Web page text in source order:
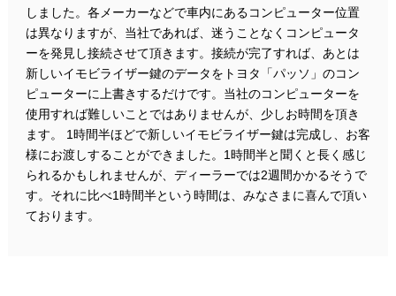
しました。各メーカーなどで車内にあるコンピューター位置
は異なりますが、当社であれば、迷うことなくコンピュータ
ーを発見し接続させて頂きます。接続が完了すれば、あとは
新しいイモビライザー鍵のデータをトヨタ「パッソ」のコン
ピューターに上書きするだけです。当社のコンピューターを
使用すれば難しいことではありませんが、少しお時間を頂き
ます。 1時間半ほどで新しいイモビライザー鍵は完成し、お客
様にお渡しすることができました。1時間半と聞くと長く感じ
られるかもしれませんが、ディーラーでは2週間かかるそうで
す。それに比べ1時間半という時間は、みなさまに喜んで頂い
ております。